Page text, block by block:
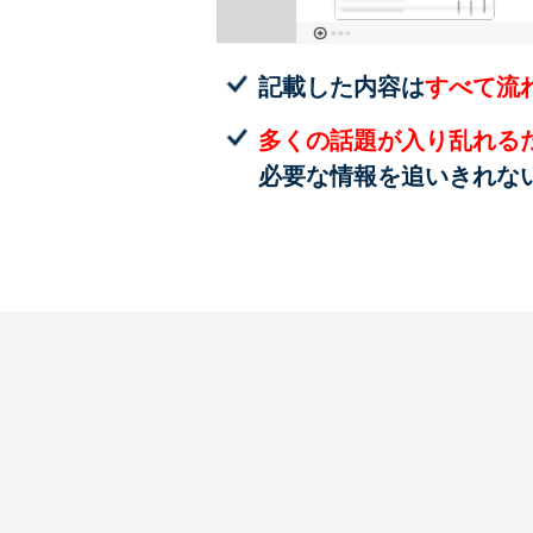
記載した内容はすべて流
多くの話題が入り乱れる
必要な情報を追いきれな